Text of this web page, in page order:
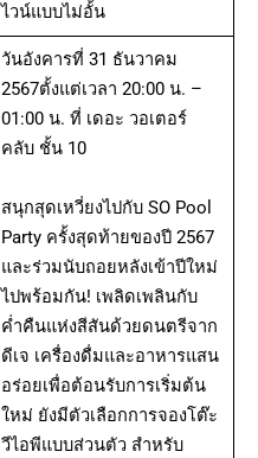
ไวน์แบบไม่อั้น
วันอังคารที่ 31 ธันวาคม
2567ตั้งแต่เวลา 20:00 น. –
01:00 น. ที่ เดอะ วอเตอร์
คลับ ชั้น 10
สนุกสุดเหวี่ยงไปกับ SO Pool
Party ครั้งสุดท้ายของปี 2567
และร่วมนับถอยหลังเข้าปีใหม่
ไปพร้อมกัน! เพลิดเพลินกับ
ค่ำคืนแห่งสีสันด้วยดนตรีจาก
ดีเจ เครื่องดื่มและอาหารแสน
อร่อยเพื่อต้อนรับการเริ่มต้น
ใหม่ ยังมีตัวเลือกการจองโต๊ะ
วีไอพีแบบส่วนตัว สำหรับ